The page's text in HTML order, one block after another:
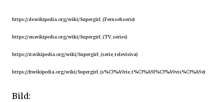
https://de.wikipedia.org/wiki/Supergirl_(Fernsehserie)
https://en.wikipedia.org/wiki/Supergirl_(TV_series)
https://it.wikipedia.org/wiki/Supergirl_(serie_televisiva)
https://fr.wikipedia.org/wiki/Supergirl_(s%C3%A9rie_t%C3%A9l%C3%A9vis%C3%A9e)
Bild: